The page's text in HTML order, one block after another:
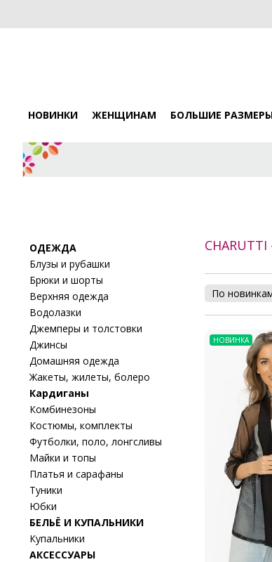
НОВИНКИ ЖЕНЩИНАМ БОЛЬШИЕ
ОДЕЖДА
Блузы и рубашки
Брюки и шорты
Верхняя одежда
Водолазки
Джемперы и толстовки
Джинсы
Домашняя одежда
Жакеты, жилеты, болеро
Кардиганы
Комбинезоны
Костюмы, комплекты
Футболки, поло, лонгсливы
Майки и топы
Платья и сарафаны
Туники
Юбки
БЕЛЬЁ И КУПАЛЬНИКИ
Купальники
АКСЕССУАРЫ
По
НОВИНКА